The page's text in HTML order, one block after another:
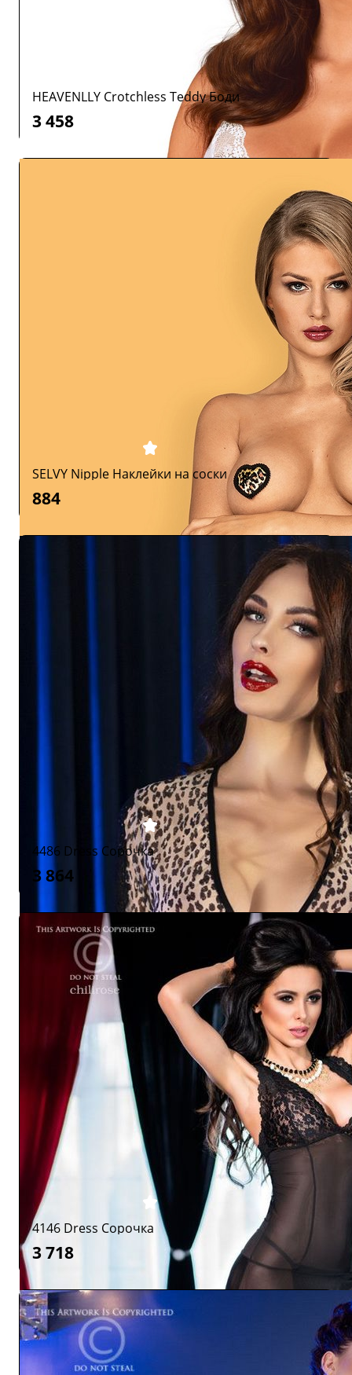
HEAVENLLY Crotchless Teddy Боди
3 458
SELVY Nipple Наклейки на соски
884
4486 Dress Сорочка
3 864
4146 Dress Сорочка
3 718